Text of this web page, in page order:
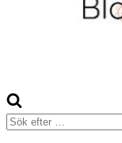
Sök
efter